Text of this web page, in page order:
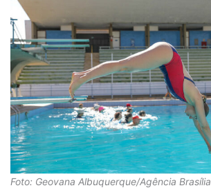
Foto: Geovana Albuquerque/Agência Brasília